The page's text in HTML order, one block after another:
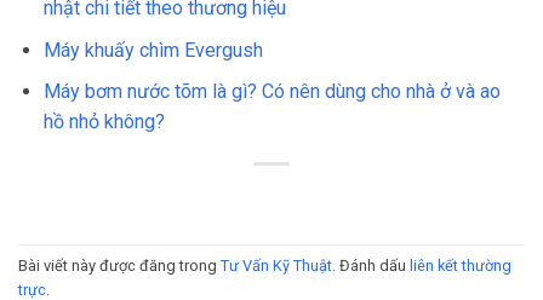
nhật chi tiết theo thương hiệu
Máy khuấy chìm Evergush
Máy bơm nước tõm là gì? Có nên dùng cho nhà ở và ao
hồ nhỏ không?
Bài viết này được đăng trong Tư Vấn Kỹ Thuật . Đánh dấu liên kết thường
trực